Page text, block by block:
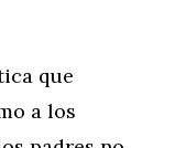
que
a los